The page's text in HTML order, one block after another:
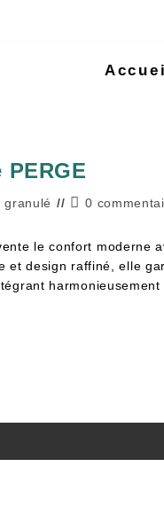
granulé 0
le confort moderne
et design raffiné, elle
harmonieusement